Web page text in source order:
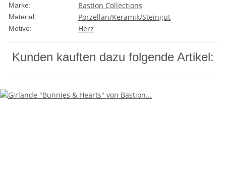
Marke: Bastion Collections
Material: Porzellan/Keramik/Steingut
Motive: Herz
Kunden kauften dazu folgende Artikel: